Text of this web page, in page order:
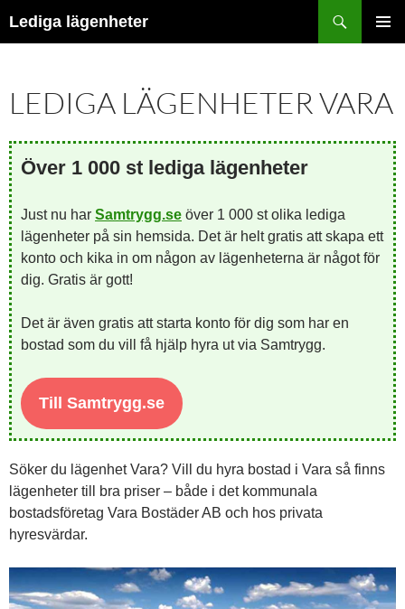
till
Lediga lägenheter
LEDIGA LÄGENHETER VARA
Över 1 000 st lediga lägenheter
Just nu har Samtrygg.se över 1 000 st olika lediga
lägenheter på sin hemsida. Det är helt gratis att skapa ett
konto och kika in om någon av lägenheterna är något för
dig. Gratis är gott!
Det är även gratis att starta konto för dig som har en
bostad som du vill få hjälp hyra ut via Samtrygg.
Till Samtrygg.se
Söker du lägenhet Vara? Vill du hyra bostad i Vara så finns
lägenheter till bra priser – både i det kommunala
bostadsföretag Vara Bostäder AB och hos privata
hyresvärdar.